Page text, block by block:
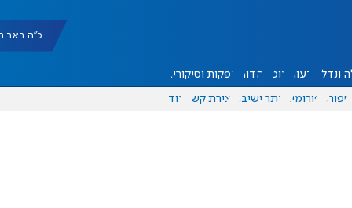
כ"ה באב תשפ"ו
ונדל"ן דעות אוכל יהדות הפקות וסיקורים
ספורט פורומים אתר ישיבה יצירת קשר עוד